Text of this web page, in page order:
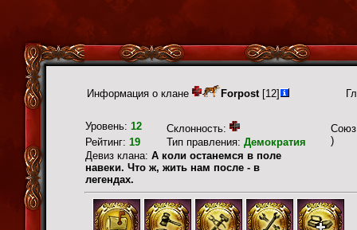
Информация о клане Forpost[12]
Уровень: 12 Склонность:
)
Рейтинг: 19 Тип правления: Демократия
Девиз клана: А коли останемся в поле
навеки. Что ж, жить нам после - в
легендах.